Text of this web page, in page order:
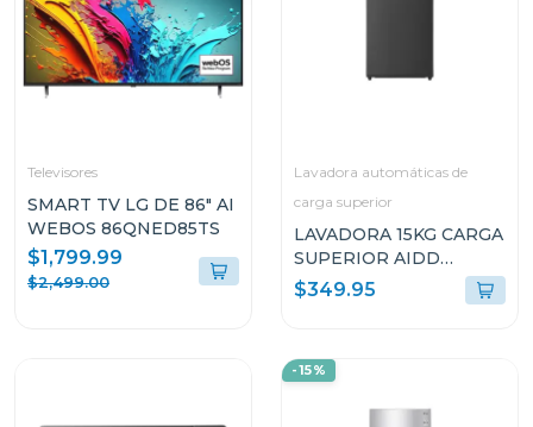
Televisores
SMART TV LG DE 86" AI
WEBOS 86QNED85TS
$1,799.99
$2,499.00
Lavadora automáticas de
carga superior
LAVADORA 15KG CARGA
SUPERIOR AIDD
NEGRO ONYX
WT15OBTX
$349.95
-15%